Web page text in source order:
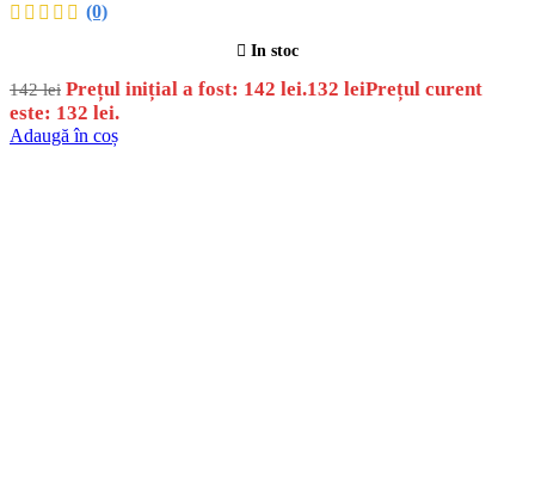
(0)
In stoc
142lei Prețul inițial a fost: 142 lei.132 leiPrețul curent
este: 132 lei.
Adaugă în coș